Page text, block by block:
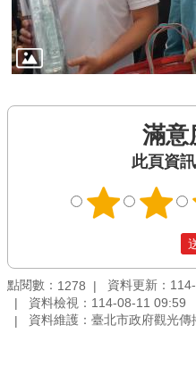
滿意
此頁資
點閱數： 1278
資料更新：
資料檢視：114-08-11 09:59
資料維護：臺北市政府觀光傳